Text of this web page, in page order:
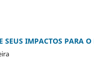
SEUS IMPACTOS PARA